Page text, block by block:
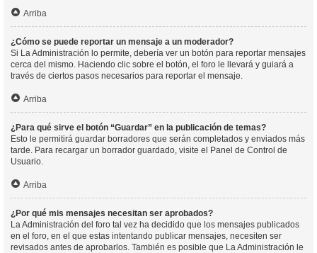
Arriba
¿Cómo se puede reportar un mensaje a un moderador?
Si La Administración lo permite, debería ver un botón para reportar mensajes
cerca del mismo. Haciendo clic sobre el botón, el foro le llevará y guiará a
través de ciertos pasos necesarios para reportar el mensaje.
Arriba
¿Para qué sirve el botón “Guardar” en la publicación de temas?
Esto le permitirá guardar borradores que serán completados y enviados más
tarde. Para recargar un borrador guardado, visite el Panel de Control de
Usuario.
Arriba
¿Por qué mis mensajes necesitan ser aprobados?
La Administración del foro tal vez ha decidido que los mensajes publicados
en el foro, en el que estas intentando publicar mensajes, necesiten ser
revisados antes de aprobarlos. También es posible que La Administración le